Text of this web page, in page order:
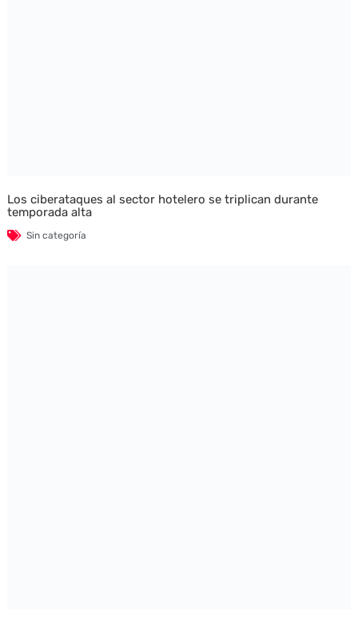
Los ciberataques al sector hotelero se triplican durante
temporada alta
Sin categoría